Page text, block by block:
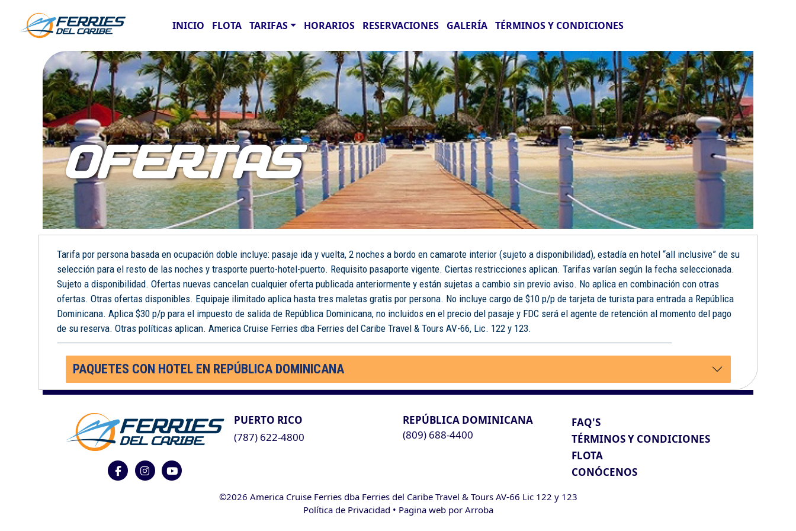
INICIO FLOTA TARIFAS HORARIOS RESERVACIONES GALERÍA TÉRMINOS Y CONDICIONES
OFERTAS
Tarifa por persona basada en ocupación doble incluye: pasaje ida y vuelta, 2 noches a bordo en camarote interior (sujeto a disponibilidad), estadía en hotel “all inclusive” de su
selección para el resto de las noches y trasporte puerto-hotel-puerto. Requisito pasaporte vigente. Ciertas restricciones aplican. Tarifas varían según la fecha seleccionada.
Sujeto a disponibilidad. Ofertas nuevas cancelan cualquier oferta publicada anteriormente y están sujetas a cambio sin previo aviso. No aplica en combinación con otras
ofertas. Otras ofertas disponibles. Equipaje ilimitado aplica hasta tres maletas gratis por persona. No incluye cargo de $10 p/p de tarjeta de turista para entrada a República
Dominicana. Aplica $30 p/p para el impuesto de salida de República Dominicana, no incluidos en el precio del pasaje y FDC será el agente de retención al momento del pago
de su reserva. Otras políticas aplican. America Cruise Ferries dba Ferries del Caribe Travel & Tours AV-66, Lic. 122 y 123.
PAQUETES CON HOTEL EN REPÚBLICA DOMINICANA
PUERTO RICO
(787) 622-4800
REPÚBLICA DOMINICANA
(809) 688-4400
FAQ'S
TÉRMINOS Y CONDICIONES
FLOTA
CONÓCENOS
©2026 America Cruise Ferries dba Ferries del Caribe Travel & Tours AV-66 Lic 122 y 123
Política de Privacidad • Pagina web por Arroba